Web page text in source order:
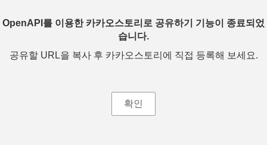
OpenAPI를 이용한 카카오스토리로 공유하기 기능이 종료되었
습니다.
공유할 URL을 복사 후 카카오스토리에 직접 등록해 보세요.
확인